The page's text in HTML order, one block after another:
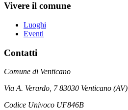
Vivere il comune
Luoghi
Eventi
Contatti
Comune di Venticano
Via A. Verardo, 7 83030 Venticano (AV)
Codice Univoco UF846B